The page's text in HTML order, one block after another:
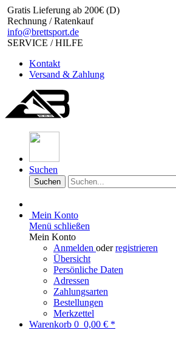
Gratis Lieferung ab 200€ (D)
Rechnung / Ratenkauf
info@brettsport.de
SERVICE / HILFE
Kontakt
Versand & Zahlung
Suchen
Suchen
Mein Konto
Menü schließen
Mein Konto
Anmelden oderregistrieren
Übersicht
Persönliche Daten
Adressen
Zahlungsarten
Bestellungen
Merkzettel
Warenkorb 0 0,00 € *